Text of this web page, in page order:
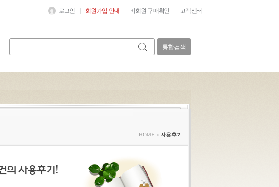
로그인 회원가입 안내 비회원 구매확인 고객센터
통합검색
HOME > 사용후기